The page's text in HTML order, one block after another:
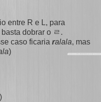
entre R e L, para
dobrar o ㄹ.
caso ficaria ralala, mas
)